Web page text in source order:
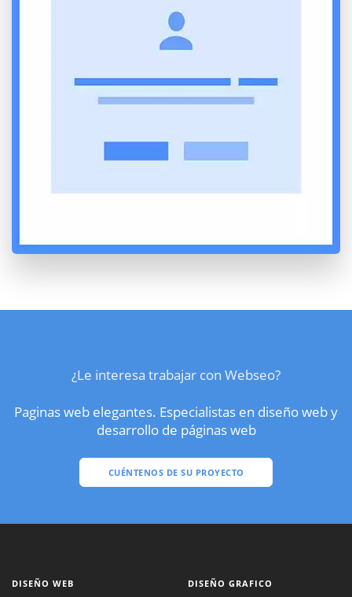
¿Le interesa trabajar con Webseo?
Paginas web elegantes. Especialistas en diseño web y
desarrollo de páginas web
CUÉNTENOS DE SU PROYECTO
DISEÑO WEB DISEÑO GRAFICO